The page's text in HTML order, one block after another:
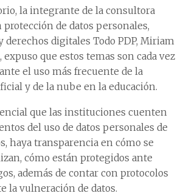
la integrante de la consultora
protección de datos personales,
derechos digitales Todo PDP, Miriam
expuso que estos temas son cada vez
el uso más frecuente de la
y de la nube en la educación.
que las instituciones cuenten
del uso de datos personales de
haya transparencia en cómo se
cómo están protegidos ante
además de contar con protocolos
la vulneración de datos.